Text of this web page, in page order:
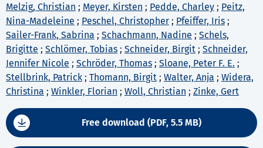
Melzig, Christian ; Meyer, Kirsten ; Pedde, Charley ; Peitz,
Nina-Madeleine ; Peschel, Christopher ; Pfeiffer, Iris ;
Sailer-Frank, Sabrina ; Schachmann, Nadine ; Schels,
Brigitte ; Schlömer, Tobias ; Schneider, Birgit ; Schneider,
Jennifer Nicole ; Schröder, Thomas ; Sloane, Peter F. E. ;
Stellbrink, Patrick ; Thomann, Birgit ; Walter, Anja ; Widera,
Christina ; Winkler, Florian ; Woll, Christian ; Zinke, Gert
Free download (PDF, 5.5 MB)